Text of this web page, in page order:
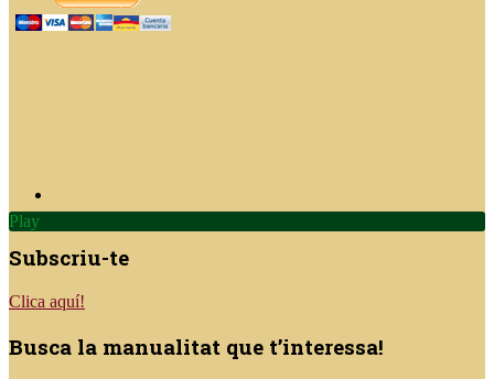
Play
Subscriu-te
Clica aquí!
Busca la manualitat que t’interessa!